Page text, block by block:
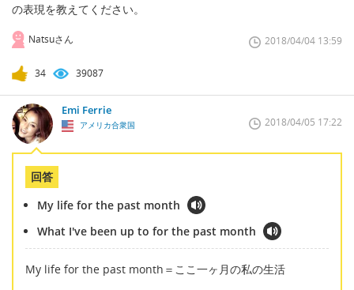
の表現を教えてください。
Natsuさん 2018/04/04 13:59
34 39087
Emi Ferrie
アメリカ合衆国 2018/04/05 17:22
回答
My life for the past month
What I've been up to for the past month
My life for the past month＝ここ一ヶ月の私の生活